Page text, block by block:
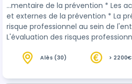
…mentaire de la prévention * Les
et externes de la prévention * La
risque professionnel au sein de
L'évaluation des risques
sécurité* De l'identification du
Documents, registres et
Alès (30) > 2200€